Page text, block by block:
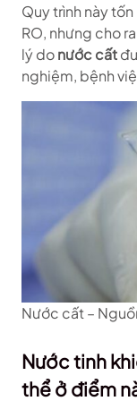
Quy trình này
RO, nhưng cho
lý donước cất
nghiệm, bệnh
Nước cất –
Nước tinh
thể ở điểm